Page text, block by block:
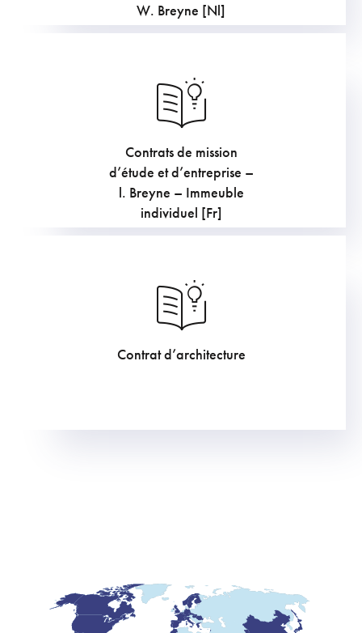
W. Breyne [Nl]
Contrats de mission
d’étude et d’entreprise –
l. Breyne – Immeuble
individuel [Fr]
907.5 €
Contrat d’architecture
605€